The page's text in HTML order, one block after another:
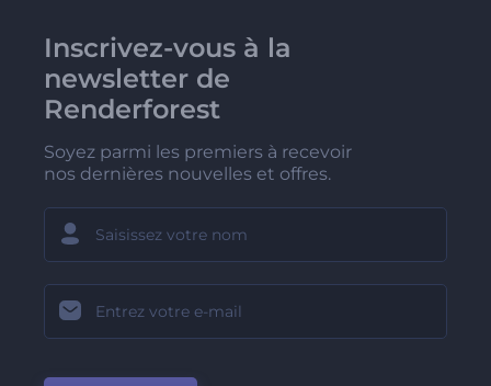
Inscrivez-vous à la
newsletter de
Renderforest
Soyez parmi les premiers à recevoir
nos dernières nouvelles et offres.